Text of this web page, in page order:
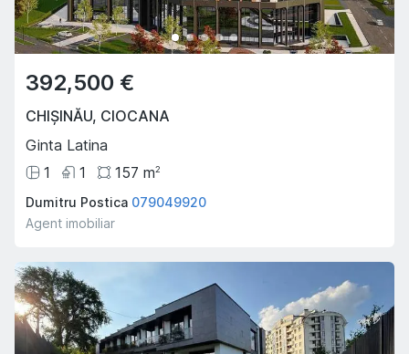
392,500 €
CHIȘINĂU, CIOCANA
Ginta Latina
1
1 157 m2
Dumitru Postica 079049920
Agent imobiliar